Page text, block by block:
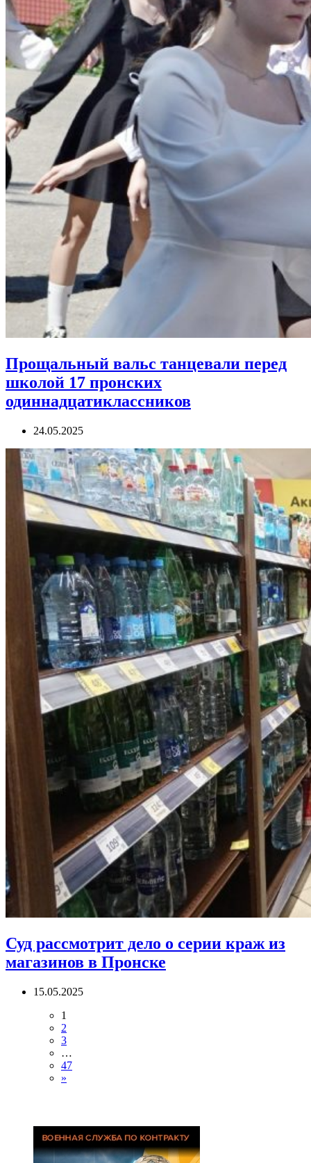
Прощальный вальс танцевали перед
школой 17 пронских
одиннадцатиклассников
24.05.2025
Суд рассмотрит дело о серии краж из
магазинов в Пронске
15.05.2025
1
2
3
…
47
»